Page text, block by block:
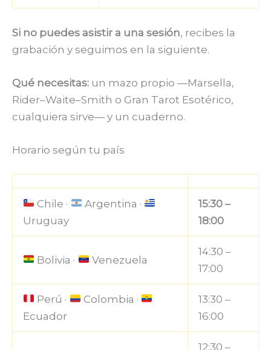
Si no puedes asistir a una sesión, recibes la
grabación y seguimos en la siguiente.
Qué necesitas: un mazo propio —Marsella,
Rider–Waite–Smith o Gran Tarot Esotérico,
cualquiera sirve— y un cuaderno.
Horario según tu país
Chile ·
Argentina ·
Uruguay
15:30 –
18:00
Bolivia · Venezuela
14:30 –
17:00
Perú ·
Colombia ·
Ecuador
13:30 –
16:00
12:30 –